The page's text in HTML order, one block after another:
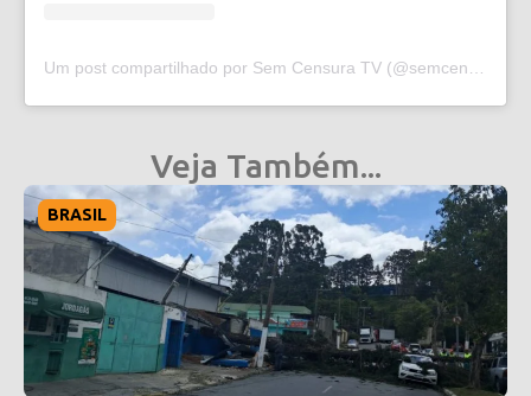
Veja Também...
BRASIL